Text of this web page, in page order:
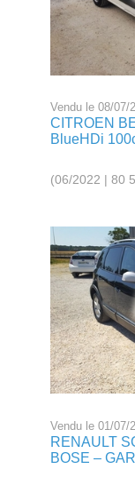
Vendu le 08/07/
CITROEN
BlueHDi
(06/2022 | 80
Vendu le 01/07/
RENAULT
BOSE –